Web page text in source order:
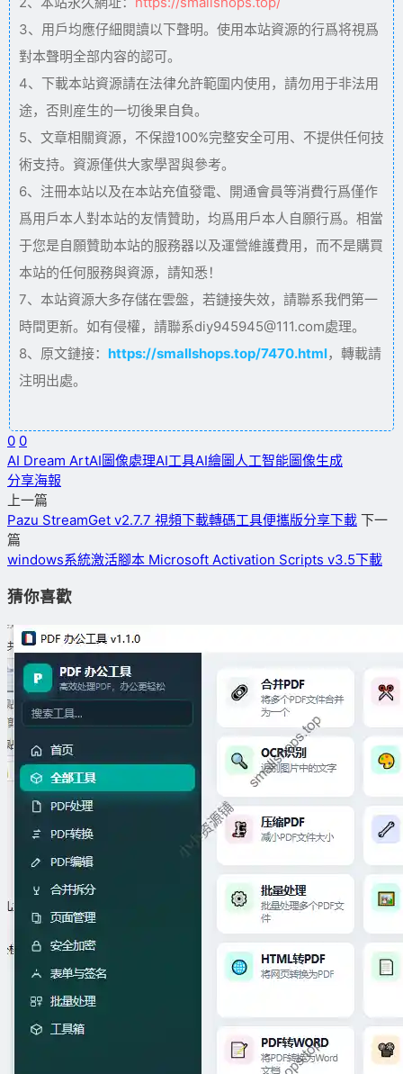
3、用戶均應仔細閱讀以下聲明。使用本站資源的行爲将視爲
對本聲明全部内容的認可。
4、下載本站資源請在法律允許範圍内使用，請勿用于非法用
途，否則産生的一切後果自負。
5、文章相關資源，不保證100%完整安全可用、不提供任何技
術支持。資源僅供大家學習與參考。
6、注冊本站以及在本站充值發電、開通會員等消費行爲僅作
爲用戶本人對本站的友情贊助，均爲用戶本人自願行爲。相當
于您是自願贊助本站的服務器以及運營維護費用，而不是購買
本站的任何服務與資源，請知悉！
7、本站資源大多存儲在雲盤，若鏈接失效，請聯系我們第一
時間更新。如有侵權，請聯系diy945945@111.com處理。
8、原文鏈接： https://smallshops.top/7470.html，轉載請
注明出處。
0 0
AI Dream ArtAI圖像處理AI工具AI繪圖 人工智能圖像生成
分享海報
上一篇
Pazu StreamGet v2.7.7 視頻下載轉碼工具便攜版分享下載 下一
篇
windows系統激活腳本 Microsoft Activation Scripts v3.5下載
猜你喜歡